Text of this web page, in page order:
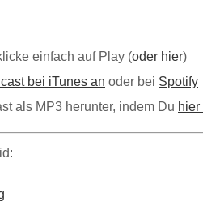
einfach auf Play (oder hier)
bei iTunes an oder bei Spotify
als MP3 herunter, indem Du